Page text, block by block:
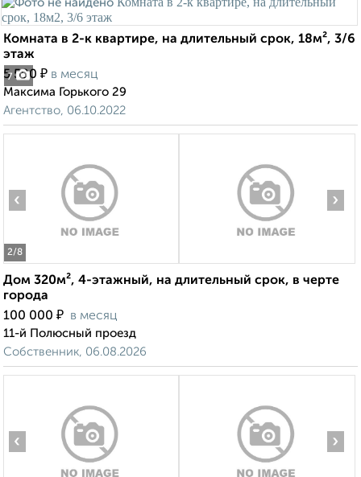
7
Комната в 2-к квартире, на длительный срок, 18м², 3/6
этаж
5 500 ₽ в месяц
Максима Горького 29
Агентство, 06.10.2022
2/8
‹ ›
Дом 320м², 4-этажный, на длительный срок, в черте
города
100 000 ₽ в месяц
11-й Полюсный проезд
Собственник, 06.08.2026
‹ ›